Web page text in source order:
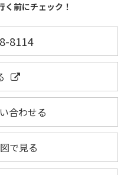
前にチェック！
8114
合わせる
で見る